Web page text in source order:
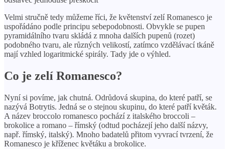
Velmi stručně tedy můžeme říci, že květenství zelí Romanesco je
uspořádáno podle principu sebepodobnosti. Obvykle se pupen
pyramidálního tvaru skládá z mnoha dalších pupenů (rozet)
podobného tvaru, ale různých velikostí, zatímco vzdělávací tkáně
mají vzhled logaritmické spirály. Tady jde o výhled.
Co je zelí Romanesco?
Nyní si povíme, jak chutná. Odrůdová skupina, do které patří, se
nazývá Botrytis. Jedná se o stejnou skupinu, do které patří květák.
A název broccolo romanesco pochází z italského broccoli –
brokolice a romano – římský (odtud pocházejí jeho další názvy,
např. římský, italský). Mnoho badatelů přitom vyvrací tvrzení, že
Romanesco je kříženec květáku a brokolice.